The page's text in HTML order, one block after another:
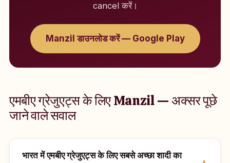
cancel करें।
Manzil डाउनलोड करें — Google Play
एमबीए ग्रेजुएट्स के लिए Manzil — अक्सर पूछे
जाने वाले सवाल
भारत में एमबीए ग्रेजुएट्स के लिए सबसे अच्छा शादी का